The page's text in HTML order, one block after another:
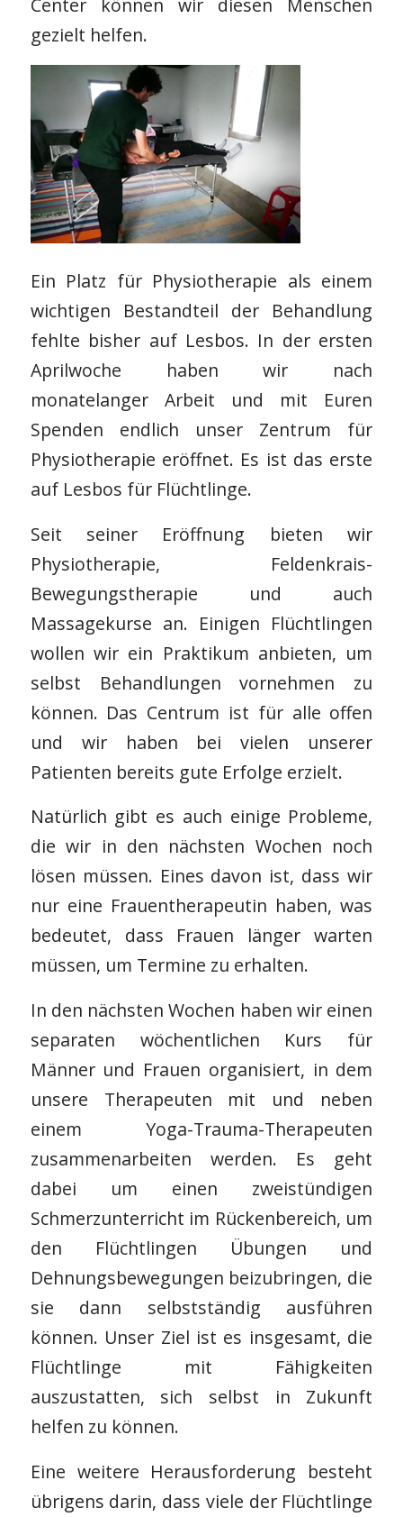
Center können wir diesen Menschen
gezielt helfen.
Ein Platz für Physiotherapie als einem
wichtigen Bestandteil der Behandlung
fehlte bisher auf Lesbos. In der ersten
Aprilwoche haben wir nach
monatelanger Arbeit und mit Euren
Spenden endlich unser Zentrum für
Physiotherapie eröffnet. Es ist das erste
auf Lesbos für Flüchtlinge.
Seit seiner Eröffnung bieten wir
Physiotherapie, Feldenkrais-
Bewegungstherapie und auch
Massagekurse an. Einigen Flüchtlingen
wollen wir ein Praktikum anbieten, um
selbst Behandlungen vornehmen zu
können. Das Centrum ist für alle offen
und wir haben bei vielen unserer
Patienten bereits gute Erfolge erzielt.
Natürlich gibt es auch einige Probleme,
die wir in den nächsten Wochen noch
lösen müssen. Eines davon ist, dass wir
nur eine Frauentherapeutin haben, was
bedeutet, dass Frauen länger warten
müssen, um Termine zu erhalten.
In den nächsten Wochen haben wir einen
separaten wöchentlichen Kurs für
Männer und Frauen organisiert, in dem
unsere Therapeuten mit und neben
einem Yoga-Trauma-Therapeuten
zusammenarbeiten werden. Es geht
dabei um einen zweistündigen
Schmerzunterricht im Rückenbereich, um
den Flüchtlingen Übungen und
Dehnungsbewegungen beizubringen, die
sie dann selbstständig ausführen
können. Unser Ziel ist es insgesamt, die
Flüchtlinge mit Fähigkeiten
auszustatten, sich selbst in Zukunft
helfen zu können.
Eine weitere Herausforderung besteht
übrigens darin, dass viele der Flüchtlinge